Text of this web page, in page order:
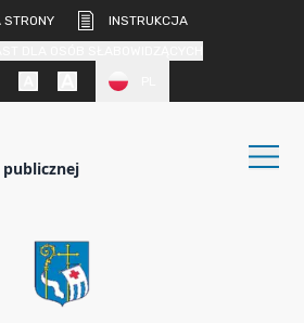
STRONY
INSTRUKCJA